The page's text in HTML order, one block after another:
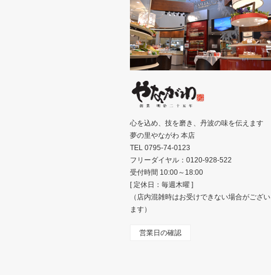
心を込め、技を磨き、丹波の味を伝えます
夢の里やながわ 本店
TEL 0795-74-0123
フリーダイヤル：0120-928-522
受付時間 10:00～18:00
[ 定休日：毎週木曜 ]
（店内混雑時はお受けできない場合がござい
ます）
営業日の確認